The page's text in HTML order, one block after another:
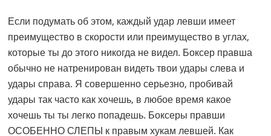
Если подумать об этом, каждый удар левши имеет
преимущество в скорости или преимущество в углах,
которые ты до этого никогда не видел. Боксер правша
обычно не натренирован видеть твои удары слева и
удары справа. Я совершенно серьезно, пробивай
удары так часто как хочешь, в любое время какое
хочешь ты ты легко попадешь. Боксеры правши
ОСОБЕННО СЛЕПЫ к правым хукам левшей. Как